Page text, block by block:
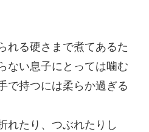
れる硬さまで煮てあるた
ない息子にとっては噛む
で持つには柔らか過ぎる
れたり、つぶれたりし